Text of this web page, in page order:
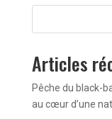
Articles
Pêche du black-
au cœur d’une